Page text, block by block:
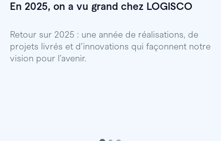
En 2025, on a vu grand chez LOGISCO
Retour sur 2025 : une année de réalisations, de
projets livrés et d’innovations qui façonnent notre
vision pour l’avenir.